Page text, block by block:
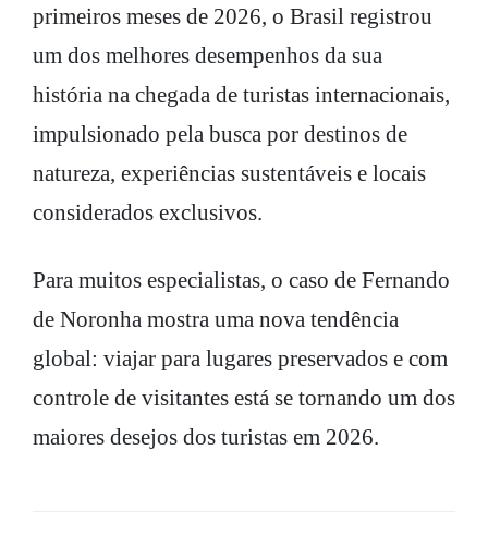
primeiros meses de 2026, o Brasil registrou
um dos melhores desempenhos da sua
história na chegada de turistas internacionais,
impulsionado pela busca por destinos de
natureza, experiências sustentáveis e locais
considerados exclusivos.
Para muitos especialistas, o caso de Fernando
de Noronha mostra uma nova tendência
global: viajar para lugares preservados e com
controle de visitantes está se tornando um dos
maiores desejos dos turistas em 2026.